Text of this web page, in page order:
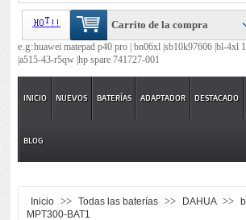
Carrito de la compra
e.g:huawei matepad p40 pro |bn06xl |sb10k97606 |bl-4xl
|a515-43-r5qw |hp spare 741727-001
INICIO NUEVOS BATERÍAS ADAPTADOR DESTACADO
BLOG
Inicio >> Todas las baterías >> DAHUA >>
MPT300-BAT1